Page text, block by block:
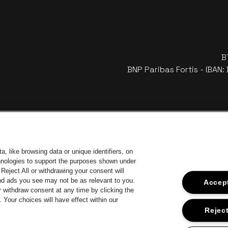
BNP Paribas Fortis -
Antwerp
Go to website of Europcar
Go to website of Jupiler Go
like browsing data or unique identifiers, on
to support the purposes shown under
All or withdrawing your consent will
ads you see may not be as relevant to you.
consent at any time by clicking the
choices will have effect within our